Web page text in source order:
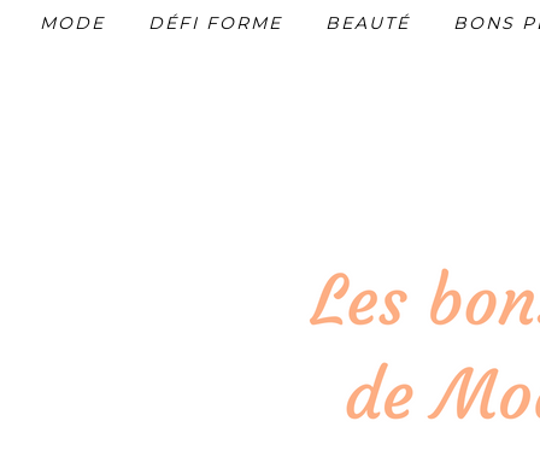
MODE DÉFI FORME BEAUTÉ BONS